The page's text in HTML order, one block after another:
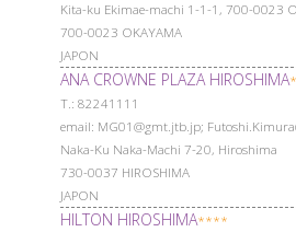
Kita-ku Ekimae-machi 1-1-1, 700-0023
700-0023 OKAYAMA
JAPON
ANA CROWNE PLAZA HIROSHIMA
Т.: 82241111
email: MG01@gmt.jtb.jp;
Naka-Ku Naka-Machi 7-20, Hiroshima
730-0037 HIROSHIMA
JAPON
HILTON HIROSHIMA****